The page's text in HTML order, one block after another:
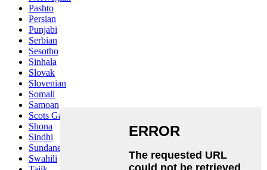
Pashto
Persian
Punjabi
Serbian
Sesotho
Sinhala
Slovak
Slovenian
Somali
Samoan
Scots Gaelic
Shona
Sindhi
Sundanese
Swahili